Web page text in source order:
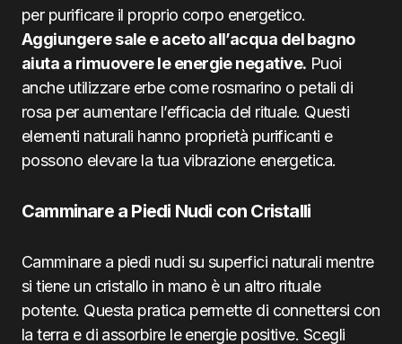
per purificare il proprio corpo energetico.
Aggiungere sale e aceto all’acqua del bagno
aiuta a rimuovere le energie negative. Puoi
anche utilizzare erbe come rosmarino o petali di
rosa per aumentare l’efficacia del rituale. Questi
elementi naturali hanno proprietà purificanti e
possono elevare la tua vibrazione energetica.
Camminare a Piedi Nudi con Cristalli
Camminare a piedi nudi su superfici naturali mentre
si tiene un cristallo in mano è un altro rituale
potente. Questa pratica permette di connettersi con
la terra e di assorbire le energie positive. Scegli